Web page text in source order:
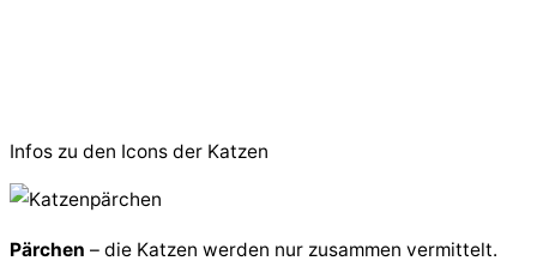
Infos zu den Icons der Katzen
Pärchen – die Katzen werden nur zusammen vermittelt.